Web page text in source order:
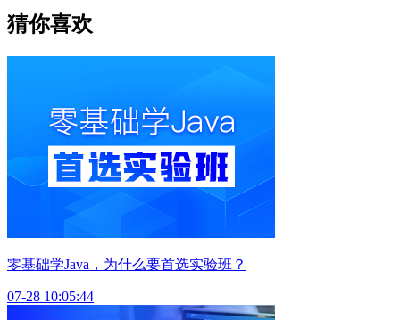
猜你喜欢
零基础学Java，为什么要首选实验班？
07-28 10:05:44